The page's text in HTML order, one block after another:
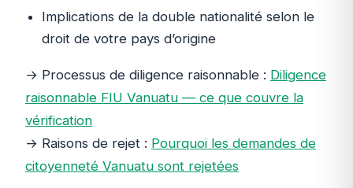
Implications de la double nationalité selon le
droit de votre pays d’origine
→ Processus de diligence raisonnable : Diligence
raisonnable FIU Vanuatu — ce que couvre la
vérification
→ Raisons de rejet : Pourquoi les demandes de
citoyenneté Vanuatu sont rejetées